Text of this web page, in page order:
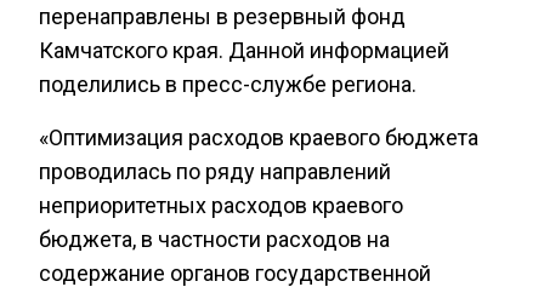
перенаправлены в резервный фонд
Камчатского края. Данной информацией
поделились в пресс-службе региона.
«Оптимизация расходов краевого бюджета
проводилась по ряду направлений
неприоритетных расходов краевого
бюджета, в частности расходов на
содержание органов государственной